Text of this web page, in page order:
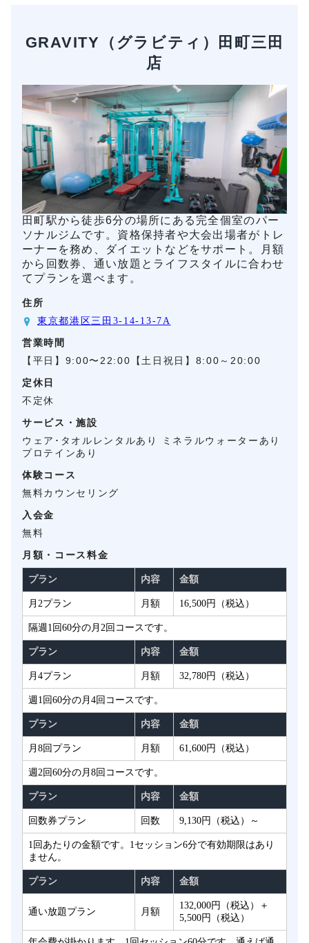
GRAVITY（グラビティ）田町三田
店
田町駅から徒歩6分の場所にある完全個室のパー
ソナルジムです。資格保持者や大会出場者がトレ
ーナーを務め、ダイエットなどをサポート。月額
から回数券、通い放題とライフスタイルに合わせ
てプランを選べます。
住所
東京都港区三田3-14-13-7A
営業時間
【平日】9:00〜22:00【土日祝日】8:00～20:00
定休日
不定休
サービス・施設
ウェア･タオルレンタルあり ミネラルウォーターあり
プロテインあり
体験コース
無料カウンセリング
入会金
無料
月額・コース料金
プラン 内容 金額
月2プラン 月額 16,500円（税込）
隔週1回60分の月2回コースです。
プラン 内容 金額
月4プラン 月額 32,780円（税込）
週1回60分の月4回コースです。
プラン 内容 金額
月8回プラン 月額 61,600円（税込）
週2回60分の月8回コースです。
プラン 内容 金額
回数券プラン 回数 9,130円（税込）～
1回あたりの金額です。1セッション6分で有効期限はあり
ません。
プラン 内容 金額
通い放題プラン 月額
132,000円（税込）＋
5,500円（税込）